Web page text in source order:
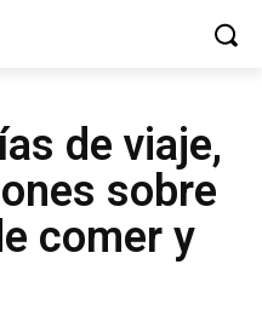
de viaje,
sobre
comer y